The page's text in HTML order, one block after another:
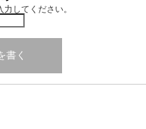
してください。